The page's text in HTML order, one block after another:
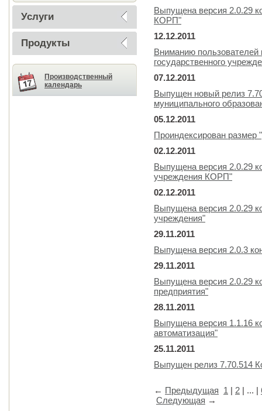
Услуги
Продукты
Производственный
календарь
Выпущена версия 2.0.29
КОРП"
12.12.2011
Вниманию пользователей
государственного
07.12.2011
Выпущен новый релиз
муниципального
05.12.2011
Проиндексирован размер
02.12.2011
Выпущена версия 2.0.29
учреждения КОРП"
02.12.2011
Выпущена версия 2.0.29
учреждения"
29.11.2011
Выпущена версия 2.0.3
29.11.2011
Выпущена версия 2.0.29
предприятия"
28.11.2011
Выпущена версия 1.1.16
автоматизация"
25.11.2011
Выпущен релиз 7.70.514
← Предыдущая 1 | 2 | ... |
Следующая →